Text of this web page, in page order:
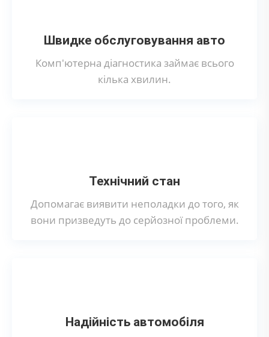
Швидке обслуговування авто
Комп'ютерна діагностика займає всього
кілька хвилин.
Технічний стан
Допомагає виявити неполадки до того, як
вони призведуть до серйозної проблеми.
Надійність автомобіля